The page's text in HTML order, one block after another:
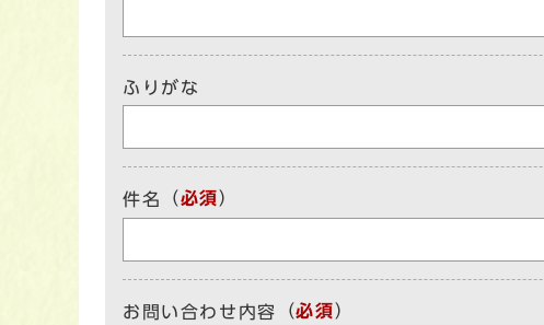
ふりがな
件名 （必須）
お問い合わせ内容 （必須）